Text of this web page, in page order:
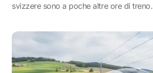
svizzere sono a poche altre ore di treno.